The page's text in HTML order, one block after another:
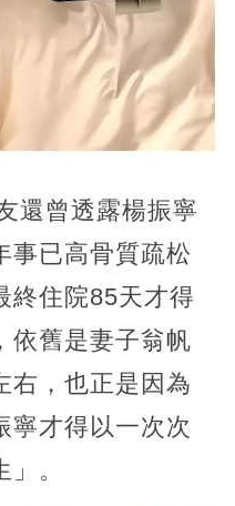
還曾透露楊振寧
事已高骨質疏松
終住院85天才得
依舊是妻子翁帆
右，也正是因為
寧才得以一次次
。